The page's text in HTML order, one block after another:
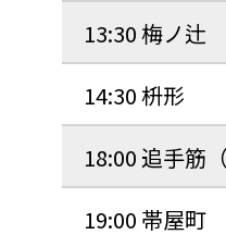
13:30 梅ノ辻
14:30 枡形
18:00 追手筋（
19:00 帯屋町